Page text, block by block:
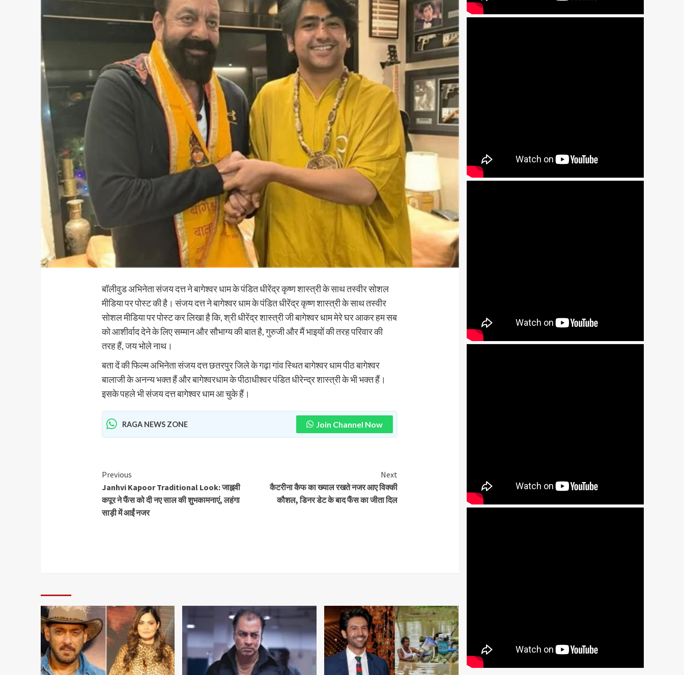
बॉलीवुड अभिनेता संजय दत्त ने बागेश्वर धाम के पंडित धीरेंद्र कृष्ण शास्त्री के साथ तस्वीर सोशल
मीडिया पर पोस्ट की है। संजय दत्त ने बागेश्वर धाम के पंडित धीरेंद्र कृष्ण शास्त्री के साथ तस्वीर
सोशल मीडिया पर पोस्ट कर लिखा है कि, श्री धीरेंद्र शास्त्री जी बागेश्वर धाम मेरे घर आकर हम सब
को आशीर्वाद देने के लिए सम्मान और सौभाग्य की बात है, गुरुजी और मैं भाइयों की तरह परिवार की
तरह हैं, जय भोले नाथ।
बता दें की फिल्म अभिनेता संजय दत्त छतरपुर जिले के गढ़ा गांव स्थित बागेश्वर धाम पीठ बागेश्वर
बालाजी के अनन्य भक्त हैं और बागेश्वरधाम के पीठाधीश्वर पंडित धीरेन्द्र शास्त्री के भी भक्त हैं।
इसके पहले भी संजय दत्त बागेश्वर धाम आ चुके हैं।
RAGA NEWS ZONE Join Channel Now
Previous
Janhvi Kapoor Traditional Look: जाह्नवी
कपूर ने फैंस को दी नए साल की शुभकामनाएं, लहंगा
साड़ी में आईं नजर
Next
कैटरीना कैफ का ख्याल रखते नजर आए विक्की
कौशल, डिनर डेट के बाद फैंस का जीता दिल